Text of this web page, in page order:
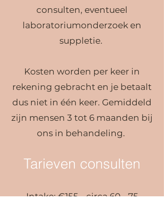
consulten, eventueel
laboratoriumonderzoek en
suppletie.
Kosten worden per keer in
rekening gebracht en je betaalt
dus niet in één keer. Gemiddeld
zijn mensen 3 tot 6 maanden bij
ons in behandeling.
Tarieven consulten
Intake: €155 - circa 60 - 75